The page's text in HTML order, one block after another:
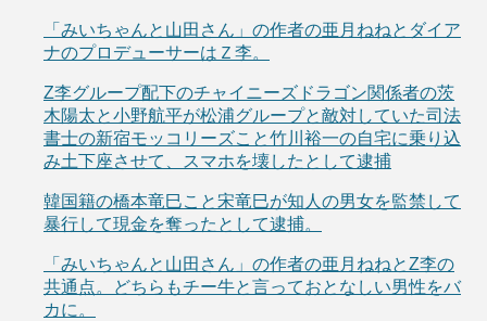
「みいちゃんと山田さん」の作者の亜月ねねとダイア
ナのプロデューサーはＺ李。
Z李グループ配下のチャイニーズドラゴン関係者の茨
木陽太と小野航平が松浦グループと敵対していた司法
書士の新宿モッコリーズこと竹川裕一の自宅に乗り込
み土下座させて、スマホを壊したとして逮捕
韓国籍の橋本竜巳こと宋竜巳が知人の男女を監禁して
暴行して現金を奪ったとして逮捕。
「みいちゃんと山田さん」の作者の亜月ねねとZ李の
共通点。どちらもチー牛と言っておとなしい男性をバ
カに。